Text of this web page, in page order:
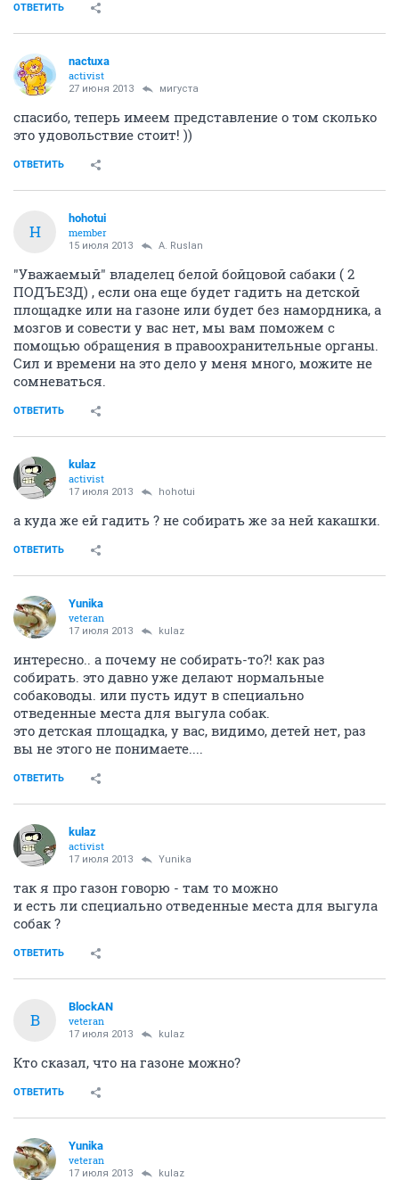
ОТВЕТИТЬ
nactuxa
activist
27 июня 2013 мигуста
спасибо, теперь имеем представление о том сколько
это удовольствие стоит! ))
ОТВЕТИТЬ
H
hohotui
member
15 июля 2013 A. Ruslan
"Уважаемый" владелец белой бойцовой сабаки ( 2
ПОДЪЕЗД) , если она еще будет гадить на детской
площадке или на газоне или будет без намордника, а
мозгов и совести у вас нет, мы вам поможем с
помощью обращения в правоохранительные органы.
Сил и времени на это дело у меня много, можите не
сомневаться.
ОТВЕТИТЬ
kulaz
activist
17 июля 2013 hohotui
а куда же ей гадить ? не собирать же за ней какашки.
ОТВЕТИТЬ
Yunika
veteran
17 июля 2013 kulaz
интересно.. а почему не собирать-то?! как раз
собирать. это давно уже делают нормальные
собаководы. или пусть идут в специально
отведенные места для выгула собак.
это детская площадка, у вас, видимо, детей нет, раз
вы не этого не понимаете....
ОТВЕТИТЬ
kulaz
activist
17 июля 2013 Yunika
так я про газон говорю - там то можно
и есть ли специально отведенные места для выгула
собак ?
ОТВЕТИТЬ
B
BlockAN
veteran
17 июля 2013 kulaz
Кто сказал, что на газоне можно?
ОТВЕТИТЬ
Yunika
veteran
17 июля 2013 kulaz